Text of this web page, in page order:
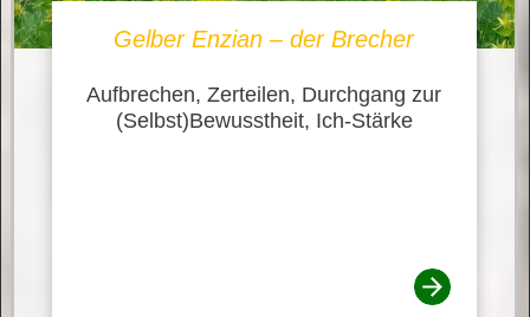
Gelber Enzian – der Brecher
Aufbrechen, Zerteilen, Durchgang zur
(Selbst)Bewusstheit, Ich-Stärke